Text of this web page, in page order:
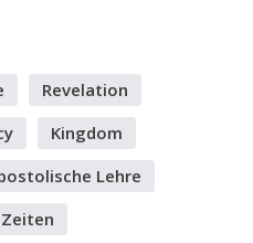
Revelation
Kingdom
Lehre